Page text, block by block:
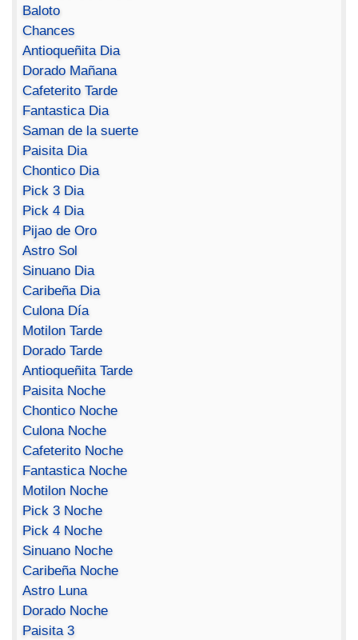
Baloto
Chances
Antioqueñita Dia
Dorado Mañana
Cafeterito Tarde
Fantastica Dia
Saman de la suerte
Paisita Dia
Chontico Dia
Pick 3 Dia
Pick 4 Dia
Pijao de Oro
Astro Sol
Sinuano Dia
Caribeña Dia
Culona Día
Motilon Tarde
Dorado Tarde
Antioqueñita Tarde
Paisita Noche
Chontico Noche
Culona Noche
Cafeterito Noche
Fantastica Noche
Motilon Noche
Pick 3 Noche
Pick 4 Noche
Sinuano Noche
Caribeña Noche
Astro Luna
Dorado Noche
Paisita 3